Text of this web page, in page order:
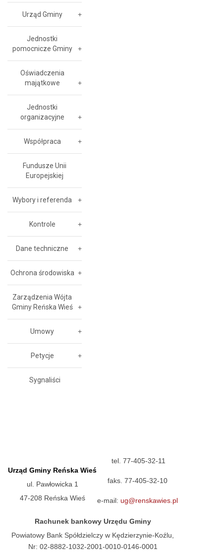
Urząd Gminy
Jednostki
pomocnicze Gminy
Oświadczenia
majątkowe
Jednostki
organizacyjne
Współpraca
Fundusze Unii
Europejskiej
Wybory i referenda
Kontrole
Dane techniczne
Ochrona środowiska
Zarządzenia Wójta
Gminy Reńska Wieś
Umowy
Petycje
Sygnaliści
Urząd Gminy Reńska Wieś
ul. Pawłowicka 1
47-208 Reńska Wieś
tel. 77-405-32-11
faks. 77-405-32-10
e-mail: ug@renskawies.pl
Rachunek bankowy Urzędu Gminy
Powiatowy Bank Spółdzielczy w Kędzierzynie-Koźlu,
Nr: 02-8882-1032-2001-0010-0146-0001